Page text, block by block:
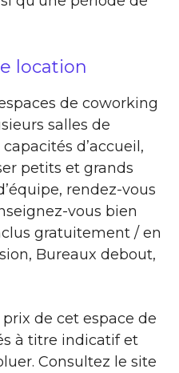
location
de coworking
salles de
d’accueil,
petits et grands
rendez-vous
vous bien
gratuitement / en
Bureaux debout,
de cet espace de
à titre indicatif et
Consultez le site